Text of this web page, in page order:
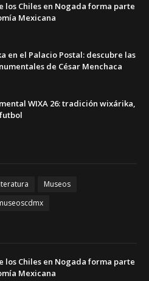
los Chiles en Nogada forma parte
Mexicana
en el Palacio Postal: descubre las
de César Menchaca
WIXA 26: tradición wixárika,
Museos
los Chiles en Nogada forma parte
Mexicana